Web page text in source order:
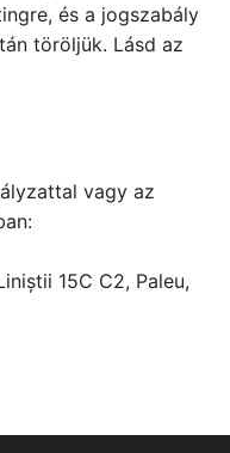
és a jogszabály
töröljük. Lásd az
vagy az
15C C2, Paleu,